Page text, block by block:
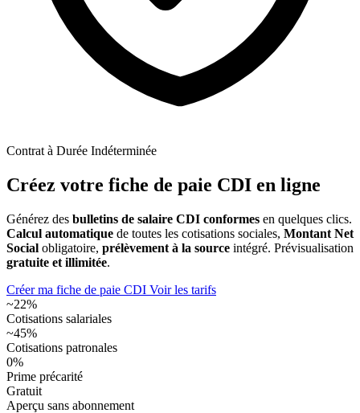
Contrat à Durée Indéterminée
Créez votre fiche de paie CDI en ligne
Générez des bulletins de salaire CDI conformes en quelques clics.
Calcul automatique de toutes les cotisations sociales, Montant Net
Social obligatoire, prélèvement à la source intégré. Prévisualisation
gratuite et illimitée.
Créer ma fiche de paie CDI Voir les tarifs
~22%
Cotisations salariales
~45%
Cotisations patronales
0%
Prime précarité
Gratuit
Aperçu sans abonnement